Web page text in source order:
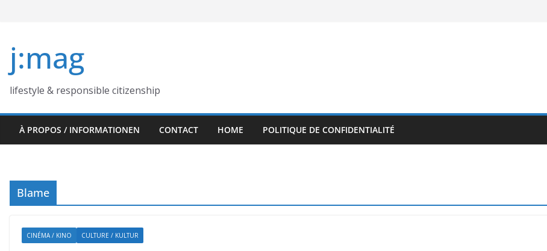
j:mag
lifestyle & responsible citizenship
À PROPOS / INFORMATIONEN CONTACT HOME POLITIQUE DE CONFIDENTIALITÉ
Blame
CINÉMA / KINO CULTURE / KULTUR